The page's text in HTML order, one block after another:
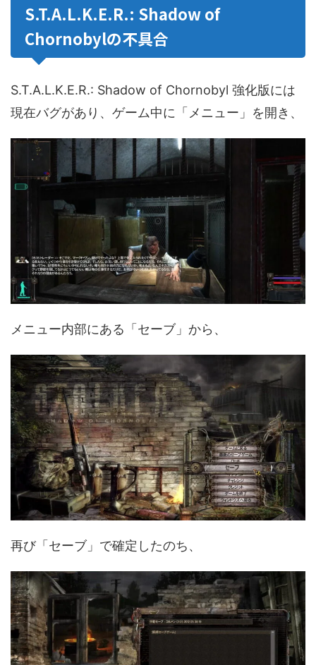
S.T.A.L.K.E.R.: Shadow of
Chornobylの不具合
S.T.A.L.K.E.R.: Shadow of Chornobyl 強化版には
現在バグがあり、ゲーム中に「メニュー」を開き、
メニュー内部にある「セーブ」から、
再び「セーブ」で確定したのち、